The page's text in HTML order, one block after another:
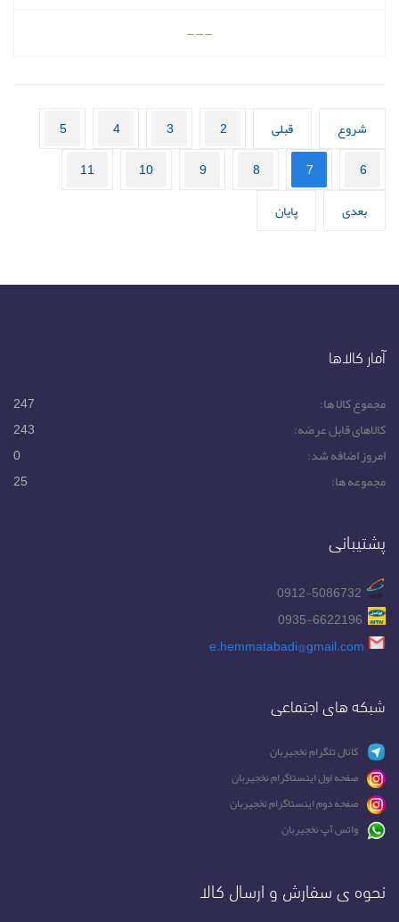
---
شروع قبلی 2
3
4
5
6
7
8
9
10
11
بعدی
پایان
آمار کالاها
مجموع کالا ها:
247
کالاهای قابل عرضه:
243
امروز اضافه شد:
0
مجموعه ها:
25
پشتیبانی
e.hemmatabadi@gmail.com
شبکه های اجتماعی
کانال تلگرام نخجیربان
صفحه اول اینستاگرام نخجیربان
صفحه دوم اینستاگرام نخجیربان
واتس آپ نخجیربان
نحوه ی سفارش و ارسال کالا